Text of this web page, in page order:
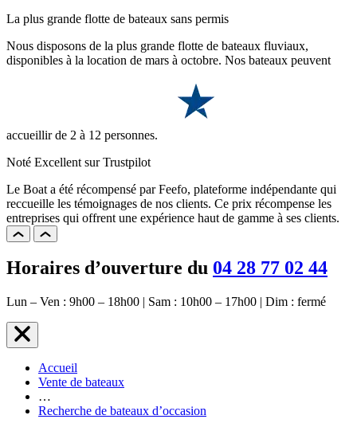
La plus grande flotte de bateaux sans permis
Nous disposons de la plus grande flotte de bateaux fluviaux,
disponibles à la location de mars à octobre. Nos bateaux peuvent
accueillir de 2 à 12 personnes.
Noté Excellent sur Trustpilot
Le Boat a été récompensé par Feefo, plateforme indépendante qui
reccueille les témoignages de nos clients. Ce prix récompense les
entreprises qui offrent une expérience haut de gamme à ses clients.
Horaires d’ouverture du 04 28 77 02 44
Lun – Ven : 9h00 – 18h00 | Sam : 10h00 – 17h00 | Dim : fermé
Accueil
Vente de bateaux
…
Recherche de bateaux d’occasion